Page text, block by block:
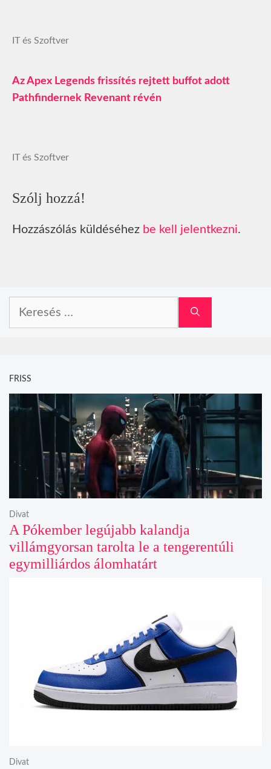
IT és Szoftver
Az Apex Legends frissítés rejtett buffot adott
Pathfindernek Revenant révén
IT és Szoftver
Szólj hozzá!
Hozzászólás küldéséhez be kell jelentkezni.
FRISS
A Pókember legújabb kalandja
villámgyorsan tarolta le a tengerentúli
egymilliárdos álomhatárt
Divat
Divat